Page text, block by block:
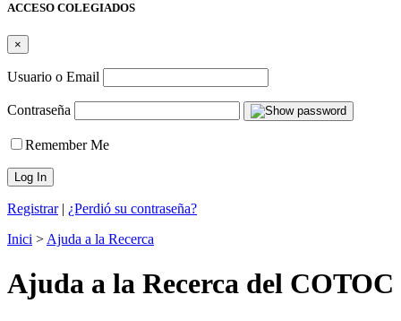
ACCESO COLEGIADOS
×
Usuario o Email
Contraseña
Remember Me
Registrar| ¿Perdió su contraseña?
Inici > Ajuda a la Recerca
Ajuda a la Recerca del COTOC